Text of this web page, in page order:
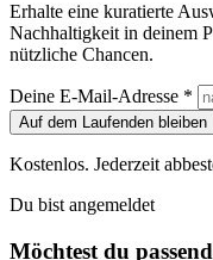
Erhalte eine kuratierte
Nachhaltigkeit in deinem
nützliche Chancen.
Deine E-Mail-Adresse *
Auf dem Laufenden bleiben
Kostenlos. Jederzeit
Du bist angemeldet
Möchtest du